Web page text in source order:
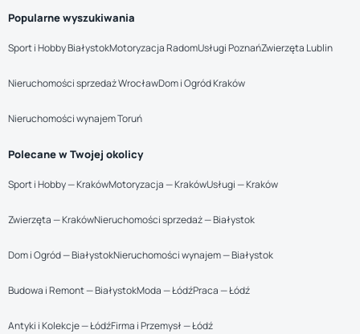
Popularne wyszukiwania
Sport i Hobby BiałystokMotoryzacja RadomUsługi PoznańZwierzęta Lublin
Nieruchomości sprzedaż WrocławDom i Ogród Kraków
Nieruchomości wynajem Toruń
Polecane w Twojej okolicy
Sport i Hobby — KrakówMotoryzacja — KrakówUsługi — Kraków
Zwierzęta — KrakówNieruchomości sprzedaż — Białystok
Dom i Ogród — BiałystokNieruchomości wynajem — Białystok
Budowa i Remont — BiałystokModa — ŁódźPraca — Łódź
Antyki i Kolekcje — ŁódźFirma i Przemysł — Łódź